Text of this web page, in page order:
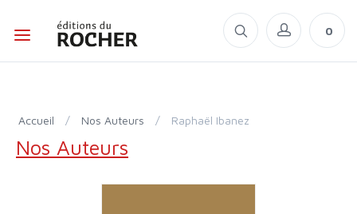
0
Accueil / Nos Auteurs / Raphaël Ibanez
Nos Auteurs